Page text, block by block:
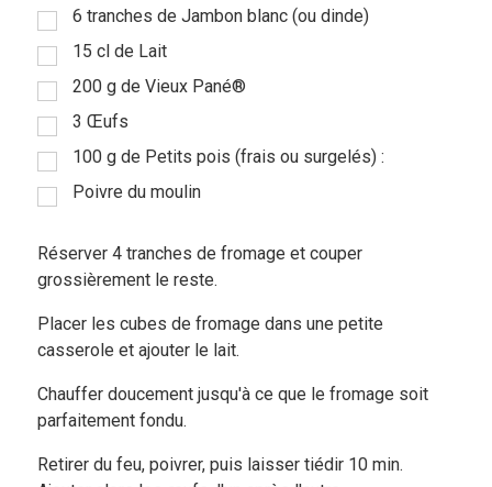
Politique de cookies (UE)
6 tranches de Jambon blanc (ou dinde)
15 cl de Lait
200 g de Vieux Pané®
3 Œufs
100 g de Petits pois (frais ou surgelés) :
Poivre du moulin
Réserver 4 tranches de fromage et couper
grossièrement le reste.
Placer les cubes de fromage dans une petite
casserole et ajouter le lait.
Chauffer doucement jusqu'à ce que le fromage soit
parfaitement fondu.
Retirer du feu, poivrer, puis laisser tiédir 10 min.